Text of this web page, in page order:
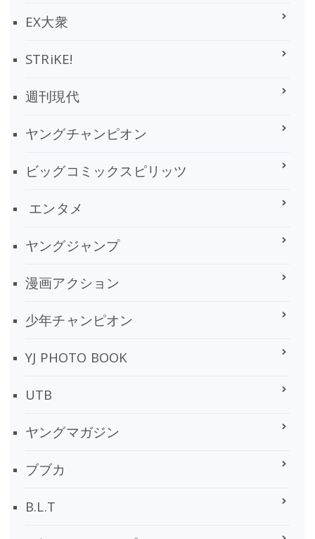
EX大衆
STRiKE!
週刊現代
ヤングチャンピオン
ビッグコミックスピリッツ
エンタメ
ヤングジャンプ
漫画アクション
少年チャンピオン
YJ PHOTO BOOK
UTB
ヤングマガジン
ブブカ
B.L.T